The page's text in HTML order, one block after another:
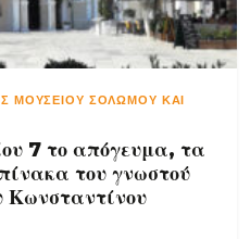
ΜΟΥΣΕΊΟΥ ΣΟΛΩΜΟΎ ΚΑΙ
7 το απόγευμα, τα
του γνωστού
Κωνσταντίνου